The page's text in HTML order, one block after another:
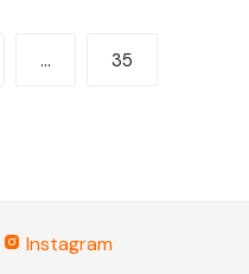
… 35
Instagram